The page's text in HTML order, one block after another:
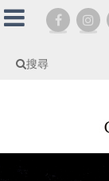
搜尋